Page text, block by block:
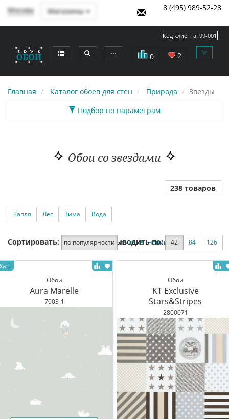
Москва Магазины 8 (495) 989-52-28
⋯ 0 2
Код клиента: 99-001
Главная Каталог обоев для стен Природа
Звезды
Подбор по параметрам
Обои со звездами
238 товаров
Капля Лес Зима Вода
Сортировать: по популярности по цене новинки по скидке
Выводить по: 42 84 126
Обои
Aura Marelle
7003-1
Обои
KT Exclusive
Stars&Stripes
2800071